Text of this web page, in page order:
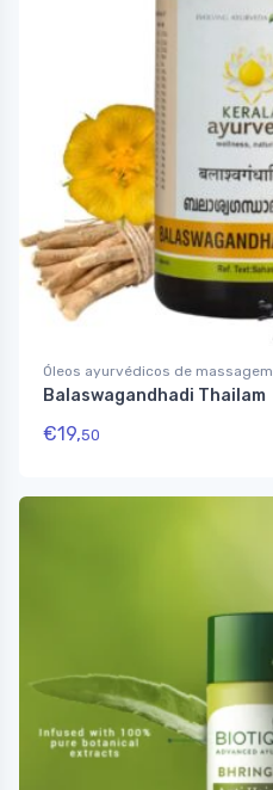
Óleos ayurvédicos de massagem
Balaswagandhadi Thailam
€19,50